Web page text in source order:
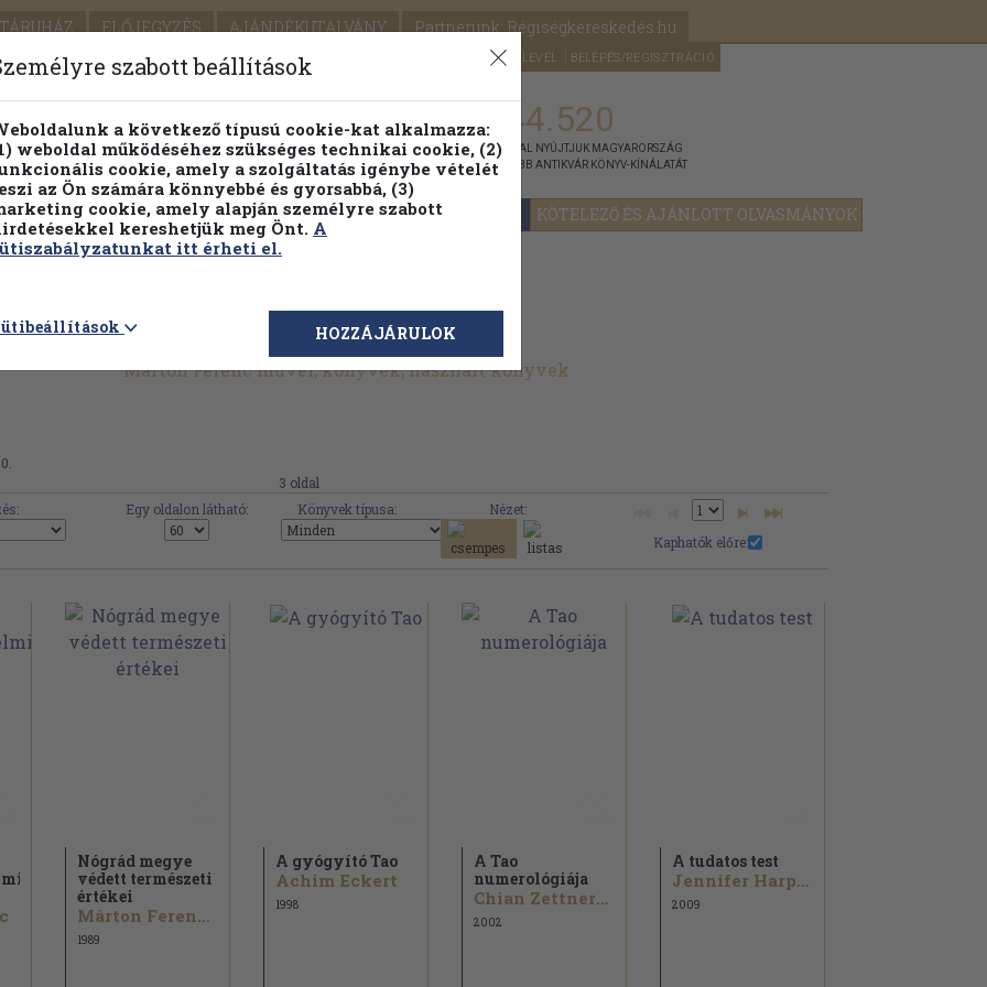
ELŐJEGYZÉS AJÁNDÉKUTALVÁNY Partnerünk: Régiségkereskedés.hu
SEGÍTSÉG HÍRLEVÉL BELÉPÉS/REGISZTRÁCIÓ
PILLANATNYI ÁRAINK FENNTARTHATÓ OLVASMÁNYOK KÖTELEZŐ ÉS AJÁNLOTT OLVASMÁNYOK
Részletes kereső Témaköri fa 1.144.520
KIADVÁNNYAL NYÚJTJUK MAGYARORSZÁG
LEGNAGYOBB ANTIKVÁR KÖNYV-KÍNÁLATÁT
Márton Ferenc művei, könyvek, használt könyvek
3 oldal
Egy oldalon látható: Könyvek típusa:
Nézet:
Kaphatók előre:
Nógrád megye
védett természeti
értékei
Márton Ferenc...
1989
A gyógyító Tao
Achim Eckert
1998
A Tao
numerológiája
Chian Zettnersan
2002
A tudatos test
Jennifer Harper
2009
szabott beállítások
a következő típusú cookie-kat alkalmazza:
weboldal működéséhez szükséges technikai cookie, (2)
cookie, amely a szolgáltatás igénybe vételét
az Ön számára könnyebbé és gyorsabbá, (3)
cookie, amely alapján személyre szabott
kereshetjük meg Önt. A
itt érheti el.
HOZZÁJÁRULOK